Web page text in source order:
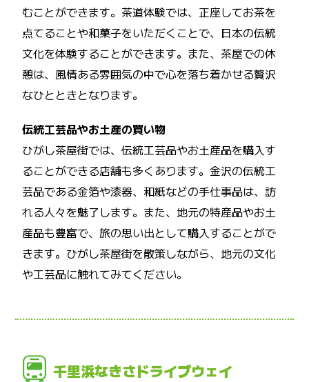
むことができます。茶道体験では、正座してお茶を
点てることや和菓子をいただくことで、日本の伝統
文化を体験することができます。また、茶屋での休
憩は、風情ある雰囲気の中で心を落ち着かせる贅沢
なひとときとなります。
伝統工芸品やお土産の買い物
ひがし茶屋街では、伝統工芸品やお土産品を購入す
ることができる店舗も多くあります。金沢の伝統工
芸品である金箔や漆器、和紙などの手仕事品は、訪
れる人々を魅了します。また、地元の特産品やお土
産品も豊富で、旅の思い出として購入することがで
きます。ひがし茶屋街を散策しながら、地元の文化
や工芸品に触れてみてください。
千里浜なきさドライブウェイ